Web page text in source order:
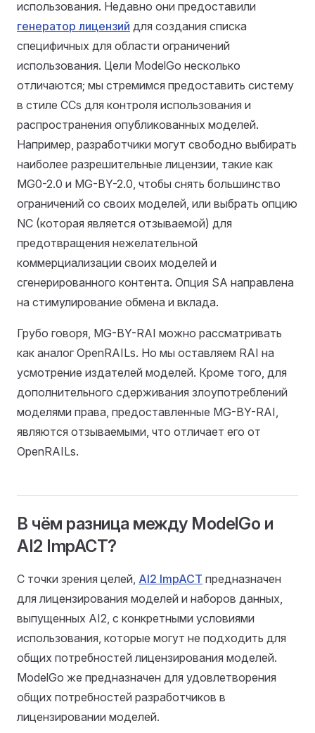
использования. Недавно они предоставили
генератор лицензий для создания списка
специфичных для области ограничений
использования. Цели ModelGo несколько
отличаются; мы стремимся предоставить систему
в стиле CCs для контроля использования и
распространения опубликованных моделей.
Например, разработчики могут свободно выбирать
наиболее разрешительные лицензии, такие как
MG0-2.0 и MG-BY-2.0, чтобы снять большинство
ограничений со своих моделей, или выбрать опцию
NC (которая является отзываемой) для
предотвращения нежелательной
коммерциализации своих моделей и
сгенерированного контента. Опция SA направлена
на стимулирование обмена и вклада.
Грубо говоря, MG-BY-RAI можно рассматривать
как аналог OpenRAILs. Но мы оставляем RAI на
усмотрение издателей моделей. Кроме того, для
дополнительного сдерживания злоупотреблений
моделями права, предоставленные MG-BY-RAI,
являются отзываемыми, что отличает его от
OpenRAILs.
В чём разница между ModelGo и
AI2 ImpACT?
С точки зрения целей, AI2 ImpACT предназначен
для лицензирования моделей и наборов данных,
выпущенных AI2, с конкретными условиями
использования, которые могут не подходить для
общих потребностей лицензирования моделей.
ModelGo же предназначен для удовлетворения
общих потребностей разработчиков в
лицензировании моделей.